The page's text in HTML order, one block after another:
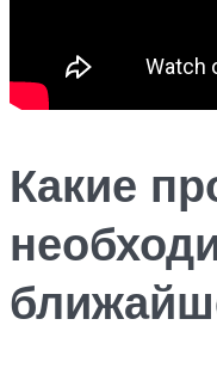
Какие